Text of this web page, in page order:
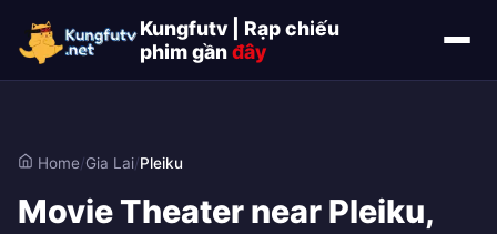
Kungfutv | Rạp chiếu
phim gầnđây
Home/Gia Lai/Pleiku
Movie Theater near Pleiku,